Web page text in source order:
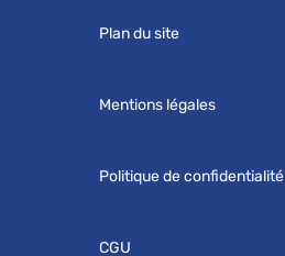
Plan du site
Mentions légales
Politique de confidentialité
CGU